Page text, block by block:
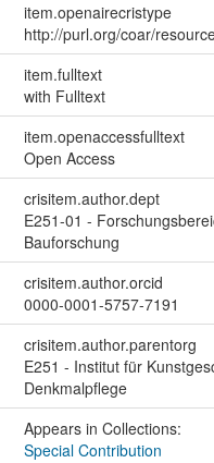
item.openairecristype
http://purl.org/coar/
item.fulltext
with Fulltext
item.openaccessfulltext
Open Access
crisitem.author.dept
E251-01 -
Bauforschung
crisitem.author.orcid
0000-0001-5757-7191
crisitem.author.parentorg
E251 - Institut für
Denkmalpflege
Appears in Collections:
Special Contribution